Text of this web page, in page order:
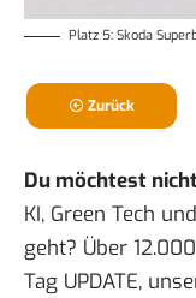
Platz 5: Skoda
Zurück
Du möchtest
KI, Green Tech
geht? Über
Tag UPDATE,